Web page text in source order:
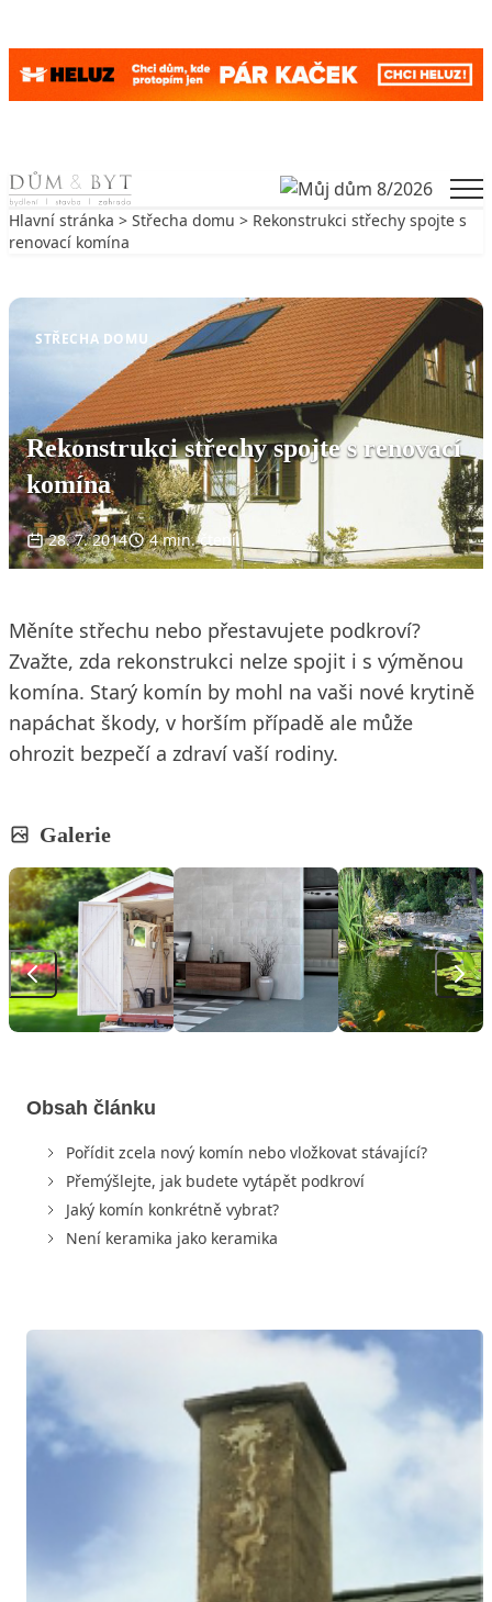
Skip to content
Hlavní stránka > Střecha domu > Rekonstrukci střechy spojte s
renovací komína
STŘECHA DOMU
Rekonstrukci střechy spojte s renovací
komína
28. 7. 2014 4 min. čtení
Měníte střechu nebo přestavujete podkroví?
Zvažte, zda rekonstrukci nelze spojit i s výměnou
komína. Starý komín by mohl na vaši nové krytině
napáchat škody, v horším případě ale může
ohrozit bezpečí a zdraví vaší rodiny.
Galerie
Obsah článku
Pořídit zcela nový komín nebo vložkovat stávající?
Přemýšlejte, jak budete vytápět podkroví
Jaký komín konkrétně vybrat?
Není keramika jako keramika